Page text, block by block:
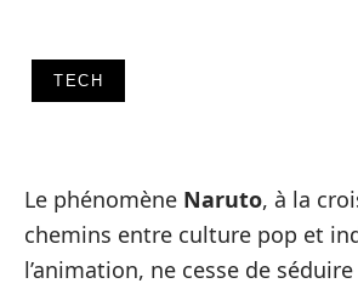
TECH
Le phénomène Naruto, à la
chemins entre culture pop et
l’animation, ne cesse de